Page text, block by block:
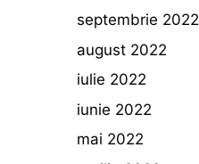
septembrie 2022
august 2022
iulie 2022
iunie 2022
mai 2022